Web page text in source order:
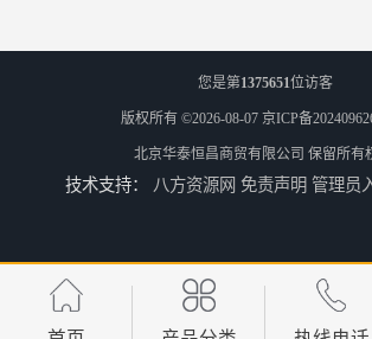
建筑五金材料供应配送 一站式五金材料供应商
您是第1375651位访客
版权所有 ©2026-08-07 京ICP备
北京华泰恒昌商贸有限公司 保留所有
技术支持： 八方资源网 免责声明 管理员